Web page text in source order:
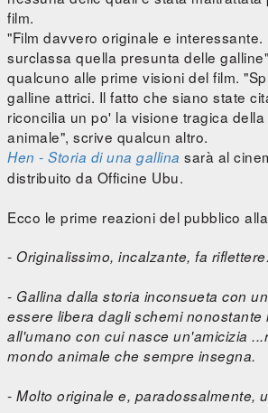
film.
"Film davvero originale e
surclassa quella presunta delle
qualcuno alle prime visioni del film.
galline attrici. Il fatto che siano state
riconcilia un po' la visione tragica
animale", scrive qualcun altro.
Hen - Storia di una gallina sarà al
distribuito da Officine Ubu.
Ecco le prime reazioni del pubblico
- Originalissimo, incalzante, fa riflettere.
- Gallina dalla storia inconsueta con
essere libera dagli schemi nonostante
all'umano con cui nasce un'amicizia
mondo animale che sempre insegna.
- Molto originale e, paradossalmente,